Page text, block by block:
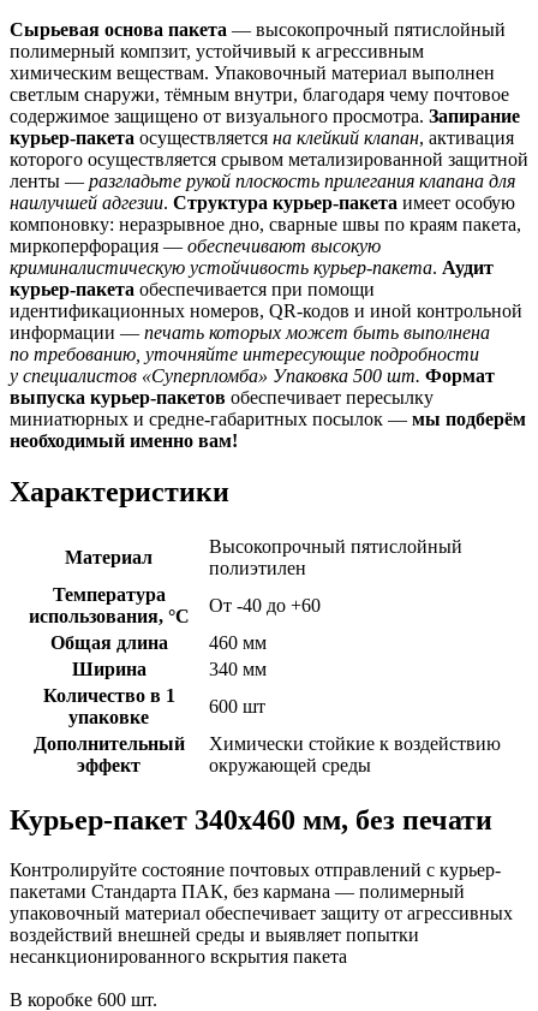
Сырьевая основа пакета — высокопрочный пятислойный
полимерный компзит, устойчивый к агрессивным
химическим веществам. Упаковочный материал выполнен
светлым снаружи, тёмным внутри, благодаря чему почтовое
содержимое защищено от визуального просмотра. Запирание
курьер-пакета осуществляется на клейкий клапан, активация
которого осуществляется срывом метализированной защитной
ленты — разгладьте рукой плоскость прилегания клапана для
наилучшей адгезии. Структура курьер-пакета имеет особую
компоновку: неразрывное дно, сварные швы по краям пакета,
миркоперфорация — обеспечивают высокую
криминалистическую устойчивость курьер-пакета. Аудит
курьер-пакета обеспечивается при помощи
идентификационных номеров, QR-кодов и иной контрольной
информации — печать которых может быть выполнена
по требованию, уточняйте интересующие подробности
у специалистов «Суперпломба» Упаковка 500 шт. Формат
выпуска курьер-пакетов обеспечивает пересылку
миниатюрных и средне-габаритных посылок — мы подберём
необходимый именно вам!
Характеристики
Материал
Высокопрочный пятислойный
полиэтилен
Температура
использования, °C
От -40 до +60
Общая длина
460 мм
Ширина
340 мм
Количество в 1
упаковке
600 шт
Дополнительный
эффект
Химически стойкие к воздействию
окружающей среды
Курьер-пакет 340х460 мм, без печати
Контролируйте состояние почтовых отправлений с курьер-
пакетами Стандарта ПАК, без кармана — полимерный
упаковочный материал обеспечивает защиту от агрессивных
воздействий внешней среды и выявляет попытки
несанкционированного вскрытия пакета
В коробке 600 шт.